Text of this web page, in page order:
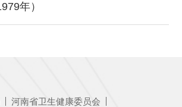
年）
河南省卫生健康委员会